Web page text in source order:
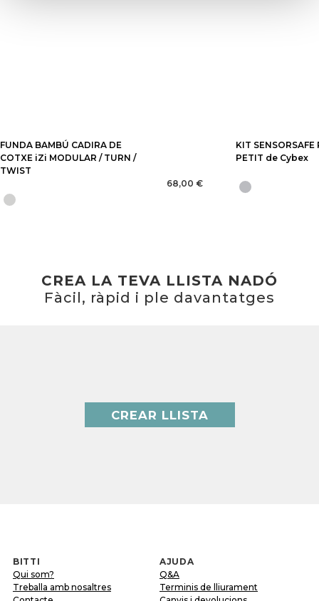
FUNDA BAMBÚ CADIRA DE
COTXE iZi MODULAR / TURN /
TWIST
68,00 €
KIT SENSORSAFE
PETIT de Cybex
CREA LA TEVA LLISTA NADÓ
Fàcil, ràpid i ple davantatges
CREAR LLISTA
BITTI
Qui som?
Treballa amb nosaltres
AJUDA
Q&A
Terminis de lliurament